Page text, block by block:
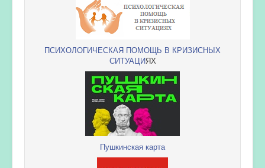
ПСИХОЛОГИЧЕСКАЯ ПОМОЩЬ В КРИЗИСНЫХ
СИТУАЦИЯХ
Пушкинская карта